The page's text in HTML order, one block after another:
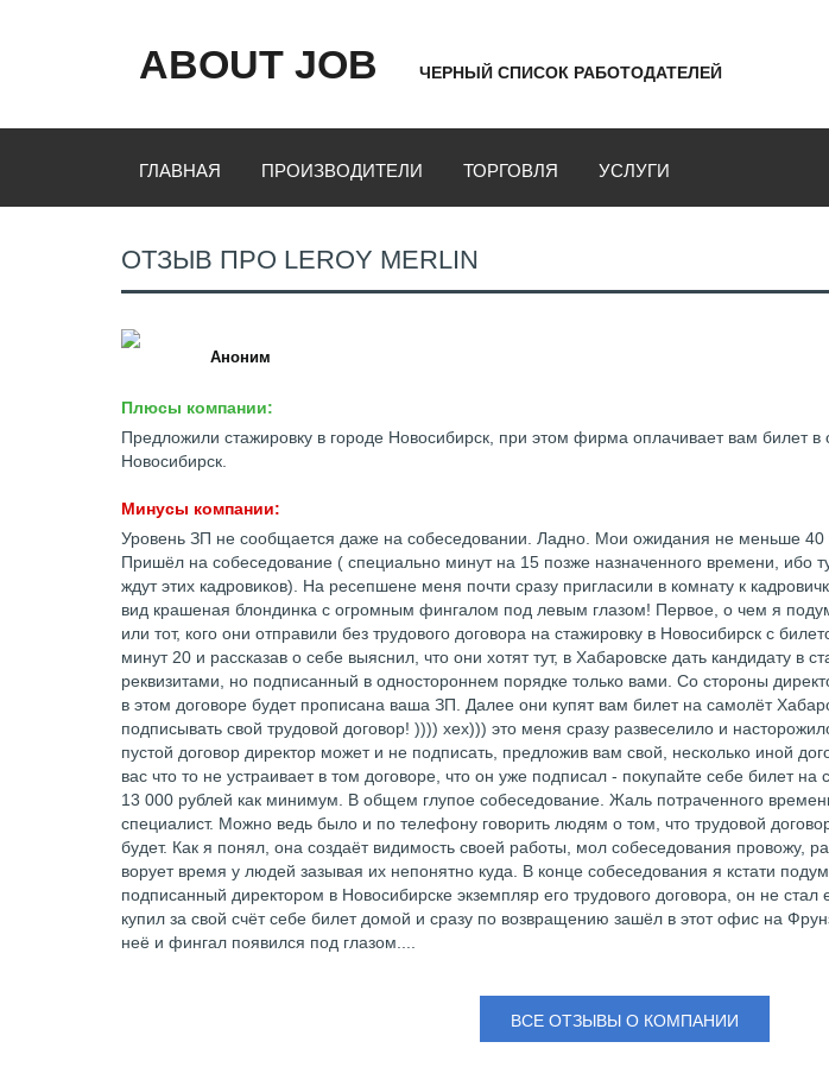
ABOUT JOB ЧЕРНЫЙ СПИСОК РАБОТОДАТЕЛЕЙ
ГЛАВНАЯ ПРОИЗВОДИТЕЛИ ТОРГОВЛЯ УСЛУГИ
ОТЗЫВ ПРО LEROY MERLIN
Аноним
Плюсы компании:
Предложили стажировку в городе Новосибирск, при этом фирма оплачивает вам билет
Новосибирск.
Минусы компании:
Уровень ЗП не сообщается даже на собеседовании. Ладно. Мои ожидания не меньше 40
Пришёл на собеседование ( специально минут на 15 позже назначенного времени, ибо
ждут этих кадровиков). На ресепшене меня почти сразу пригласили в комнату к
вид крашеная блондинка с огромным фингалом под левым глазом! Первое, о чем я
или тот, кого они отправили без трудового договора на стажировку в Новосибирск с
минут 20 и рассказав о себе выяснил, что они хотят тут, в Хабаровске дать кандидату в
реквизитами, но подписанный в одностороннем порядке только вами. Со стороны
в этом договоре будет прописана ваша ЗП. Далее они купят вам билет на самолёт
подписывать свой трудовой договор! )))) хех))) это меня сразу развеселило и
пустой договор директор может и не подписать, предложив вам свой, несколько иной
вас что то не устраивает в том договоре, что он уже подписал - покупайте себе билет
13 000 рублей как минимум. В общем глупое собеседование. Жаль потраченного
специалист. Можно ведь было и по телефону говорить людям о том, что трудовой
будет. Как я понял, она создаёт видимость своей работы, мол собеседования провожу,
ворует время у людей зазывая их непонятно куда. В конце собеседования я кстати
подписанный директором в Новосибирске экземпляр его трудового договора, он не стал
купил за свой счёт себе билет домой и сразу по возвращению зашёл в этот офис на
неё и фингал появился под глазом....
ВСЕ ОТЗЫВЫ О КОМПАНИИ